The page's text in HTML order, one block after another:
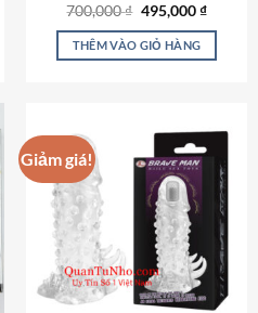
Được xếp
hạng4.83
5 sao
700,000₫ Giá
là:
700,000 ₫.
495,000₫Giá
tại
THÊM VÀO GIỎ HÀNG
Giảm giá!